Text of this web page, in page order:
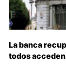
La banca
todos